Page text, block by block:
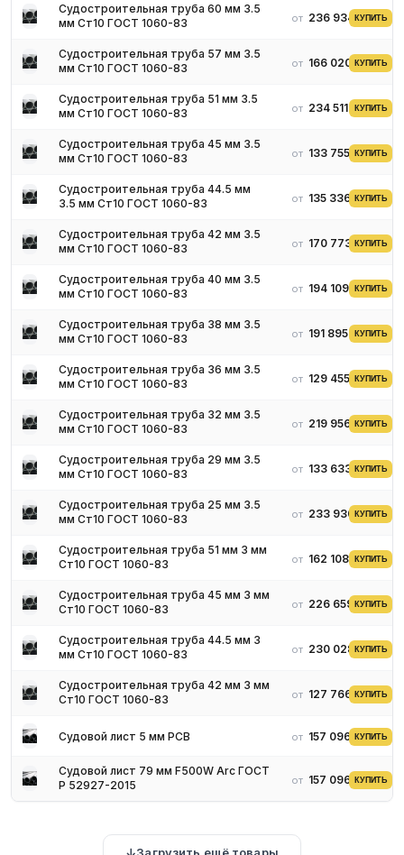
Судостроительная труба 60 мм 3.5
мм Ст10 ГОСТ 1060-83
от 236 934 ₽КУПИТЬ
Судостроительная труба 57 мм 3.5
мм Ст10 ГОСТ 1060-83
от 166 020 ₽КУПИТЬ
Судостроительная труба 51 мм 3.5
мм Ст10 ГОСТ 1060-83
от 234 511 ₽КУПИТЬ
Судостроительная труба 45 мм 3.5
мм Ст10 ГОСТ 1060-83
от 133 755 ₽КУПИТЬ
Судостроительная труба 44.5 мм
3.5 мм Ст10 ГОСТ 1060-83
от 135 336 ₽КУПИТЬ
Судостроительная труба 42 мм 3.5
мм Ст10 ГОСТ 1060-83
от 170 773 ₽КУПИТЬ
Судостроительная труба 40 мм 3.5
мм Ст10 ГОСТ 1060-83
от 194 109 ₽КУПИТЬ
Судостроительная труба 38 мм 3.5
мм Ст10 ГОСТ 1060-83
от 191 895 ₽КУПИТЬ
Судостроительная труба 36 мм 3.5
мм Ст10 ГОСТ 1060-83
от 129 455 ₽КУПИТЬ
Судостроительная труба 32 мм 3.5
мм Ст10 ГОСТ 1060-83
от 219 956 ₽КУПИТЬ
Судостроительная труба 29 мм 3.5
мм Ст10 ГОСТ 1060-83
от 133 633 ₽КУПИТЬ
Судостроительная труба 25 мм 3.5
мм Ст10 ГОСТ 1060-83
от 233 930 ₽КУПИТЬ
Судостроительная труба 51 мм 3 мм
Ст10 ГОСТ 1060-83
от 162 108 ₽КУПИТЬ
Судостроительная труба 45 мм 3 мм
Ст10 ГОСТ 1060-83
от 226 659 ₽КУПИТЬ
Судостроительная труба 44.5 мм 3
мм Ст10 ГОСТ 1060-83
от 230 028 ₽КУПИТЬ
Судостроительная труба 42 мм 3 мм
Ст10 ГОСТ 1060-83
от 127 766 ₽КУПИТЬ
Судовой лист 5 мм РСВ от 157 096 ₽КУПИТЬ
Судовой лист 79 мм F500W Arc ГОСТ
Р 52927-2015
от 157 096 ₽КУПИТЬ